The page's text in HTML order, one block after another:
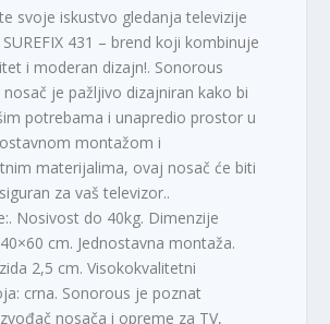
svoje iskustvo gledanja televizije
431 – brend koji kombinuje
i moderan dizajn!. Sonorous
nosač je pažljivo dizajniran kako bi
potrebama i unapredio prostor u
montažom i
materijalima, ovaj nosač će biti
za vaš televizor..
Nosivost do 40kg. Dimenzije
cm. Jednostavna montaža.
2,5 cm. Visokokvalitetni
crna. Sonorous je poznat
nosača i opreme za TV,